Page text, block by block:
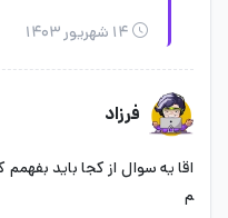
باشد تا بتوانید جوایز این
گرند فورس در آن ها وجود
تفاوت بتل پس و
۱۴ شهریور ۱۴۰۳
فرزاد
اقا یه سوال از کجا باید بفهمم
م